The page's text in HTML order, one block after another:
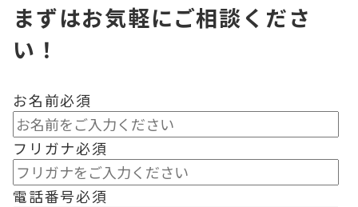
まずはお気軽にご相談くださ
い！
お名前必須
フリガナ必須
電話番号必須